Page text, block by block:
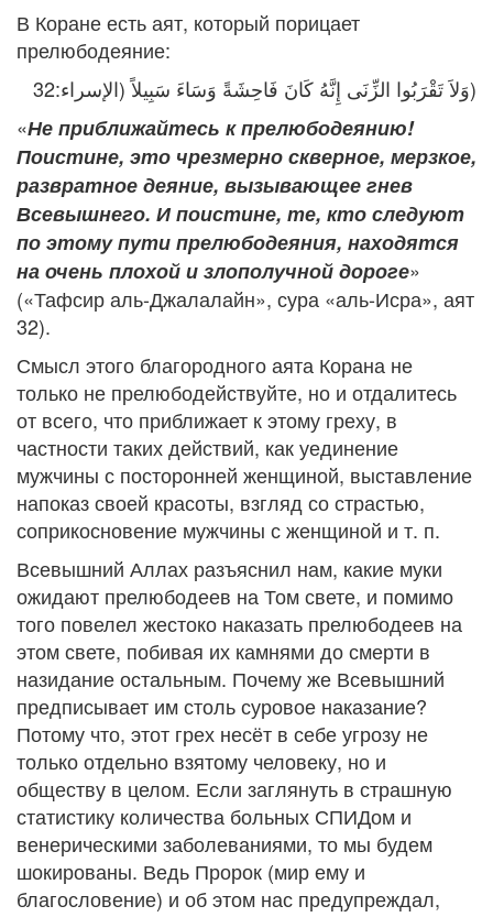
В Коране есть аят, который порицает
прелюбодеяние:
وَلاَ تَقْرَبُوا الزِّنَى إِنَّهُ كَانَ فَاحِشَةً وَسَاءَ سَبِيلاً (الإسراء:32)
«Не приближайтесь к прелюбодеянию!
Поистине, это чрезмерно скверное, мерзкое,
развратное деяние, вызывающее гнев
Всевышнего. И поистине, те, кто следуют
по этому пути прелюбодеяния, находятся
на очень плохой и злополучной дороге»
(«Тафсир аль-Джалалайн», сура «аль-Исра», аят
32).
Смысл этого благородного аята Корана не
только не прелюбодействуйте, но и отдалитесь
от всего, что приближает к этому греху, в
частности таких действий, как уединение
мужчины с посторонней женщиной, выставление
напоказ своей красоты, взгляд со страстью,
соприкосновение мужчины с женщиной и т. п.
Всевышний Аллах разъяснил нам, какие муки
ожидают прелюбодеев на Том свете, и помимо
того повелел жестоко наказать прелюбодеев на
этом свете, побивая их камнями до смерти в
назидание остальным. Почему же Всевышний
предписывает им столь суровое наказание?
Потому что, этот грех несёт в себе угрозу не
только отдельно взятому человеку, но и
обществу в целом. Если заглянуть в страшную
статистику количества больных СПИДом и
венерическими заболеваниями, то мы будем
шокированы. Ведь Пророк (мир ему и
благословение) и об этом нас предупреждал,